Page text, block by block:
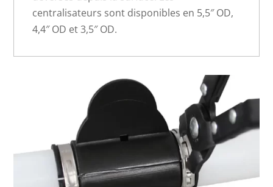
centralisateurs sont disponibles en 5,5″ OD,
4,4″ OD et 3,5″ OD.